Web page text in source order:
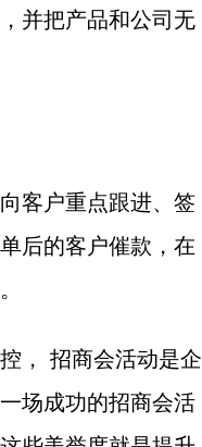
并把产品和公司无
客户重点跟进、签
后的客户催款，在
， 招商会活动是企
场成功的招商会活